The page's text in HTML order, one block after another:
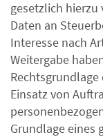
gesetzlich hierzu
Daten an
Interesse nach
Weitergabe
Einsatz von
Grundlage eines